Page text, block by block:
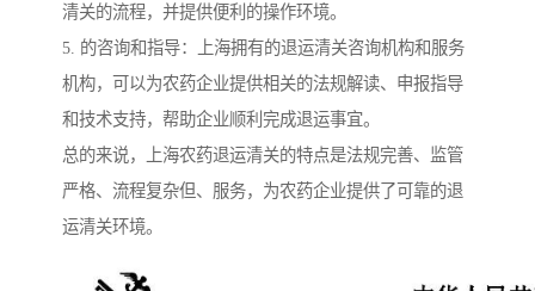
清关的流程，并提供便利的操作环境。
5. 的咨询和指导：上海拥有的退运清关咨询机构和服务
机构，可以为农药企业提供相关的法规解读、申报指导
和技术支持，帮助企业顺利完成退运事宜。
总的来说，上海农药退运清关的特点是法规完善、监管
严格、流程复杂但、服务，为农药企业提供了可靠的退
运清关环境。